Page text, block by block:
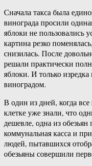
Сначала такса была
винограда просили
яблоки не пользовались
картина резко
снизилась. После
решали практически
яблоки. И только изредка
виноградом.
В один из дней, когда
клетке уже знали, что
дешевле, одна из обезьян
коммунальная касса и
людей, пытавшихся
обезьяны совершили